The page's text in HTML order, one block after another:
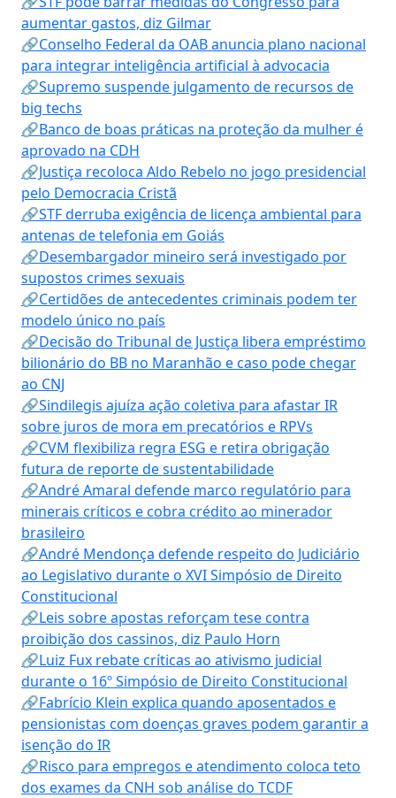
aumentar gastos, diz Gilmar
🔗Conselho Federal da OAB anuncia plano nacional
para integrar inteligência artificial à advocacia
🔗Supremo suspende julgamento de recursos de
big techs
🔗Banco de boas práticas na proteção da mulher é
aprovado na CDH
🔗Justiça recoloca Aldo Rebelo no jogo presidencial
pelo Democracia Cristã
🔗STF derruba exigência de licença ambiental para
antenas de telefonia em Goiás
🔗Desembargador mineiro será investigado por
supostos crimes sexuais
🔗Certidões de antecedentes criminais podem ter
modelo único no país
🔗Decisão do Tribunal de Justiça libera empréstimo
bilionário do BB no Maranhão e caso pode chegar
ao CNJ
🔗Sindilegis ajuíza ação coletiva para afastar IR
sobre juros de mora em precatórios e RPVs
🔗CVM flexibiliza regra ESG e retira obrigação
futura de reporte de sustentabilidade
🔗André Amaral defende marco regulatório para
minerais críticos e cobra crédito ao minerador
brasileiro
🔗André Mendonça defende respeito do Judiciário
ao Legislativo durante o XVI Simpósio de Direito
Constitucional
🔗Leis sobre apostas reforçam tese contra
proibição dos cassinos, diz Paulo Horn
🔗Luiz Fux rebate críticas ao ativismo judicial
durante o 16º Simpósio de Direito Constitucional
🔗Fabrício Klein explica quando aposentados e
pensionistas com doenças graves podem garantir a
isenção do IR
🔗Risco para empregos e atendimento coloca teto
dos exames da CNH sob análise do TCDF